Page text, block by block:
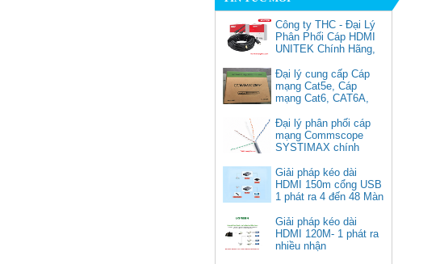
Cáp chuyển USB Type-C sang
Displayport 1.4 độ phân giải
cao cấp
Giá: 350,000 VNĐ
Công ty THC - Đại Lý
Phân Phối Cáp HDMI
UNITEK Chính Hãng,
Đại lý cung cấp Cáp
mạng Cat5e, Cáp
mạng Cat6, CAT6A,
Commscope
Đại lý phân phối cáp
mạng Commscope
SYSTIMAX chính
Giải pháp kéo dài
HDMI 150m cổng USB
1 phát ra 4 đến 48 Màn
Giải pháp kéo dài
HDMI 120M- 1 phát ra
nhiều nhận